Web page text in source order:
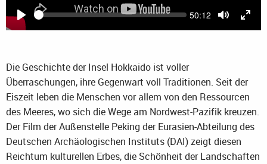
Play
Seek Current
50:12
Die Geschichte der Insel Hokkaido ist voller
Überraschungen, ihre Gegenwart voll Traditionen. Seit der
Eiszeit leben die Menschen vor allem von den Ressourcen
des Meeres, wo sich die Wege am Nordwest-Pazifik kreuzen.
Der Film der Außenstelle Peking der Eurasien-Abteilung des
Deutschen Archäologischen Instituts (DAI) zeigt diesen
Reichtum kulturellen Erbes, die Schönheit der Landschaften